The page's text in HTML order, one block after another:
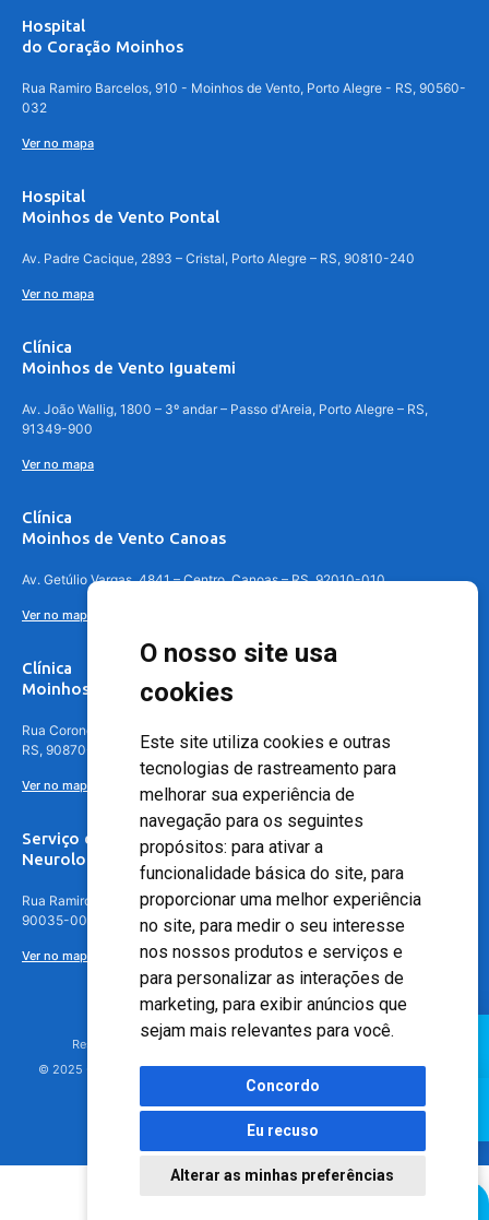
O nosso site usa
cookies
Este site utiliza cookies e outras
tecnologias de rastreamento para
melhorar sua experiência de
navegação para os seguintes
propósitos: para ativar a
funcionalidade básica do site, para
proporcionar uma melhor experiência
no site, para medir o seu interesse
nos nossos produtos e serviços e
para personalizar as interações de
marketing, para exibir anúncios que
sejam mais relevantes para você.
Concordo
Eu recuso
Alterar as minhas preferências
Hospital
do Coração Moinhos
Rua Ramiro Barcelos, 910 - Moinhos de Vento, Porto Alegre - RS, 90560-
032
Ver no mapa
Hospital
Moinhos de Vento Pontal
Av. Padre Cacique, 2893 – Cristal, Porto Alegre – RS, 90810-240
Ver no mapa
Clínica
Moinhos de Vento Iguatemi
Av. João Wallig, 1800 – 3º andar – Passo d'Areia, Porto Alegre – RS,
91349-900
Ver no mapa
Clínica
Moinhos de Vento Canoas
Av. Getúlio Vargas, 4841 – Centro, Canoas – RS, 92010-010
Ver no mapa
Clínica
Moinhos de Vento - Teresópolis
Rua Coronel Aparício Borges, 250 - 3º andar - Teresópolis, Porto Alegre -
RS, 90870-016
Ver no mapa
Serviço de
Neurologia
Rua Ramiro Barcelos, 630 – 5º andar – Floresta, Porto Alegre – RS,
90035-001
Ver no mapa
Responsável Técnico: Dr. Luiz Antonio Nasi - CREMERS 11217
© 2025 - Hospital Moinhos de Vento - Registro Empresa (CRM-RS): 425